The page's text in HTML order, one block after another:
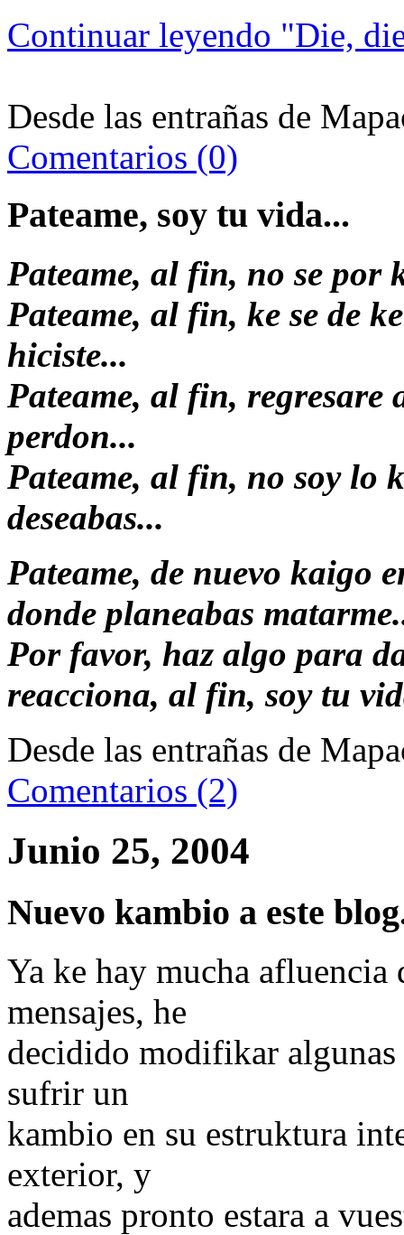
Continuar leyendo "Die,
Desde las entrañas de
Comentarios (0)
Pateame, soy tu vida...
Pateame, al fin, no se por
Pateame, al fin, ke se de
hiciste...
Pateame, al fin, regresare
perdon...
Pateame, al fin, no soy lo
deseabas...
Pateame, de nuevo kaigo
donde planeabas
Por favor, haz algo para
reacciona, al fin, soy tu
Desde las entrañas de
Comentarios (2)
Junio 25, 2004
Nuevo kambio a este
Ya ke hay mucha
mensajes, he
decidido modifikar algunas
sufrir un
kambio en su estruktura
exterior, y
ademas pronto estara a